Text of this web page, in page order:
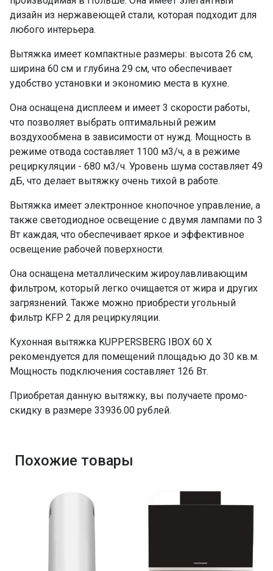
дизайн из нержавеющей стали, которая подходит для
любого интерьера.
Вытяжка имеет компактные размеры: высота 26 см,
ширина 60 см и глубина 29 см, что обеспечивает
удобство установки и экономию места в кухне.
Она оснащена дисплеем и имеет 3 скорости работы,
что позволяет выбрать оптимальный режим
воздухообмена в зависимости от нужд. Мощность в
режиме отвода составляет 1100 м3/ч, а в режиме
рециркуляции - 680 м3/ч. Уровень шума составляет 49
дБ, что делает вытяжку очень тихой в работе.
Вытяжка имеет электронное кнопочное управление, а
также светодиодное освещение с двумя лампами по 3
Вт каждая, что обеспечивает яркое и эффективное
освещение рабочей поверхности.
Она оснащена металлическим жироулавливающим
фильтром, который легко очищается от жира и других
загрязнений. Также можно приобрести угольный
фильтр KFP 2 для рециркуляции.
Кухонная вытяжка KUPPERSBERG IBOX 60 X
рекомендуется для помещений площадью до 30 кв.м.
Мощность подключения составляет 126 Вт.
Приобретая данную вытяжку, вы получаете промо-
скидку в размере 33936.00 рублей.
Похожие товары